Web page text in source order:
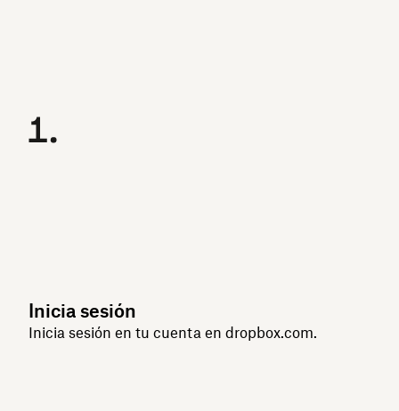
Inicia sesión
Inicia sesión en tu cuenta en dropbox.com.